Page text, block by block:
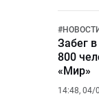
#
Забег
800
«Мир»
14:48, 04/